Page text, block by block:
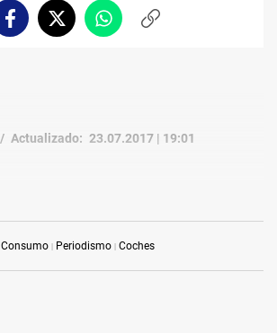
FacebookTwitterWhatsappCopiar
Actualizado: 23.07.2017 | 19:01
Consumo Periodismo Coches